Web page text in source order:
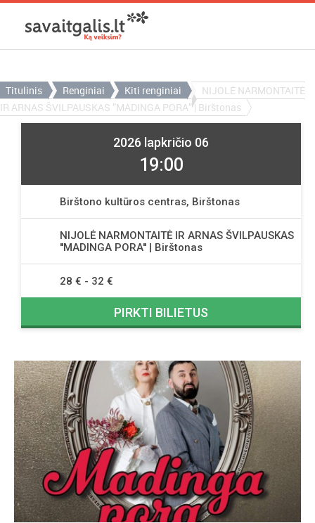
Titulinis Renginiai Kiti renginiai
NIJOLĖ NARMONTAITĖ
IR ARNAS ŠVILPAUSKAS ”MADINGA PORA” | Birštonas
2026 lapkričio 06
19:00
Birštono kultūros centras, Birštonas
NIJOLĖ NARMONTAITĖ IR ARNAS ŠVILPAUSKAS
''MADINGA PORA'' | Birštonas
28 € - 32 €
PIRKTI BILIETUS